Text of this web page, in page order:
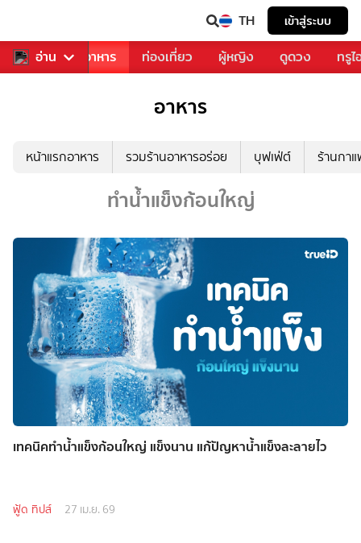
TH เข้าสู่ระบบ
อ่าน
การเพลง อาหาร ท่องเที่ยว ผู้หญิง ดูดวง ทรู
อาหาร
หน้าแรกอาหาร รวมร้านอาหารอร่อย บุฟเฟ่ต์ ร้านกา
ทำน้ำแข็งก้อนใหญ่
เทคนิคทำน้ำแข็งก้อนใหญ่ แข็งนาน แก้ปัญหาน้ำแข็งละลายไว
ฟู้ด ทิปส์ 27 เม.ย. 69